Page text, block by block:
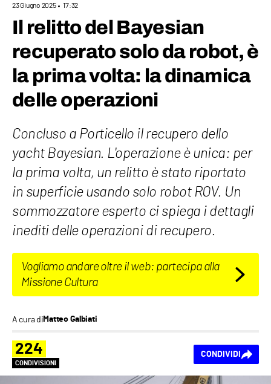
23 Giugno 2025 17:32
Il relitto del Bayesian
recuperato solo da robot, è
la prima volta: la dinamica
delle operazioni
Concluso a Porticello il recupero dello
yacht Bayesian. L'operazione è unica: per
la prima volta, un relitto è stato riportato
in superficie usando solo robot ROV. Un
sommozzatore esperto ci spiega i dettagli
inediti delle operazioni di recupero.
Vogliamo andare oltre il web: partecipa alla
Missione Cultura
A cura diMatteo Galbiati
224
CONDIVISIONI
CONDIVIDI